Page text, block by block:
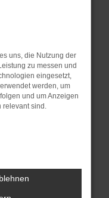
Werbeblocker,
Seiten
Seite in einem
privaten
zu beheben.
und dein
Stand
nur ein
uns, die Nutzung der
zu messen und
eingesetzt,
werden, um
und um Anzeigen
relevant sind.